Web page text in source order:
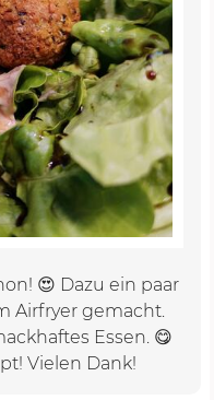
😍 Dazu ein paar
Airfryer gemacht.
Essen. 😋
Vielen Dank!